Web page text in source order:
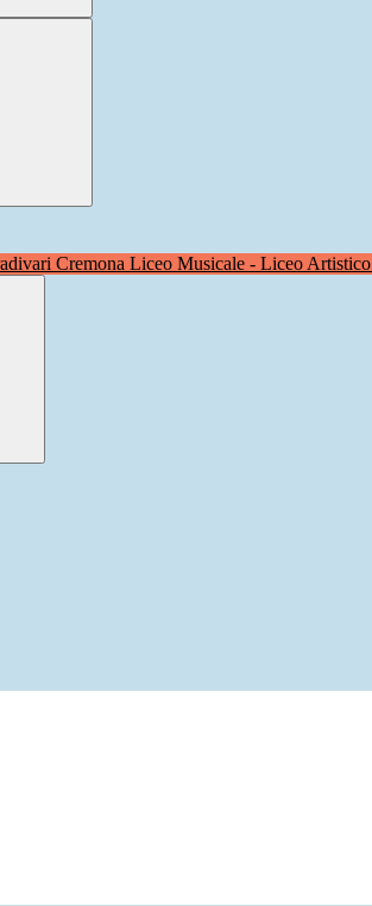
Liceo Musicale - Liceo Artistico